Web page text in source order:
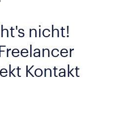
nicht!
Kontakt